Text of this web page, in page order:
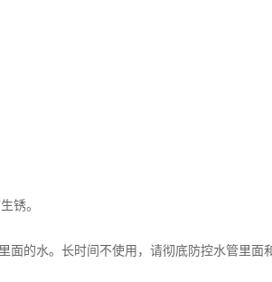
锈。
水。长时间不使用，请彻底防控水管里面